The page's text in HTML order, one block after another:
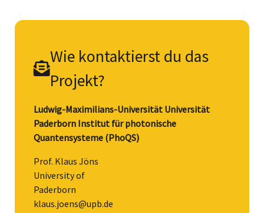
Wie kontaktierst du das
Projekt?
Ludwig-Maximilians-Universität Universität
Paderborn Institut für photonische
Quantensysteme (PhoQS)
Prof. Klaus Jöns
University of
Paderborn
klaus.joens@upb.de